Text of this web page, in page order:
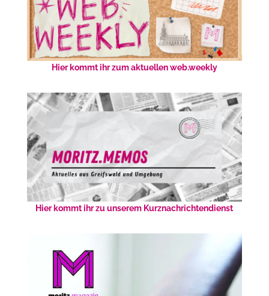
Hier kommt ihr zum aktuellen web.weekly
Hier kommt ihr zu unserem Kurznachrichtendienst